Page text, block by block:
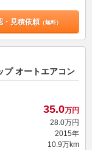
・見積依頼（無料）
プ オートエアコン
35.0万円
28. 0万円
2015年
10.9万km